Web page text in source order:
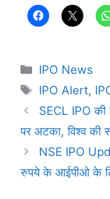
Categories
IPO News
Tags
IPO Alert,
SECL IPO की
पर अटका, विश्व की
NSE IPO
रुपये के आईपीओ के